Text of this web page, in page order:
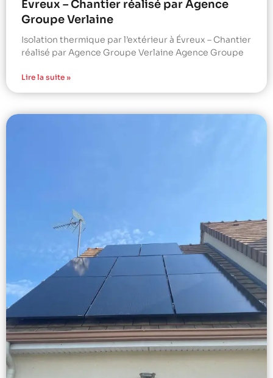
Évreux – Chantier réalisé par Agence
Groupe Verlaine
Isolation thermique par l’extérieur à Évreux – Chantier
réalisé par Agence Groupe Verlaine Agence Groupe
Lire la suite »